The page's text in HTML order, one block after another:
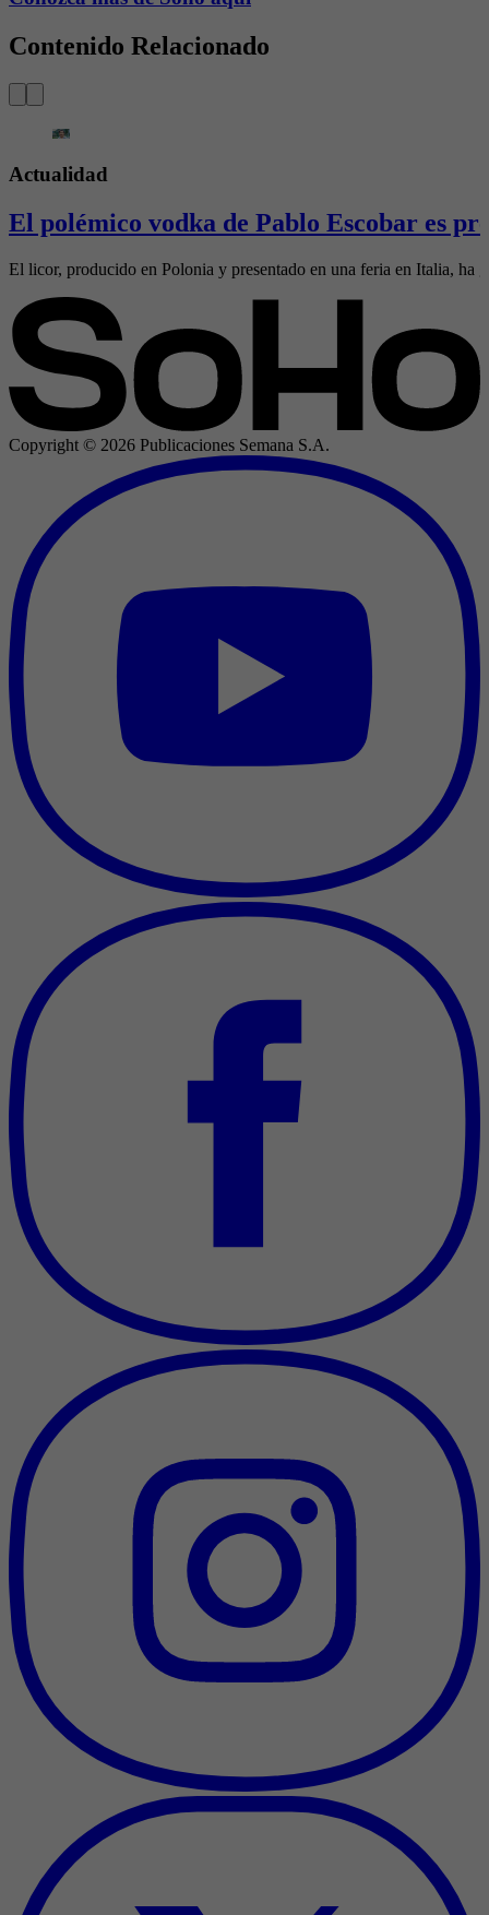
Contenido Relacionado
Actualidad
El polémico vodka de Pablo Escobar es
El licor, producido en Polonia y presentado en una feria en Italia, ha
Copyright © 2026 Publicaciones Semana S.A.